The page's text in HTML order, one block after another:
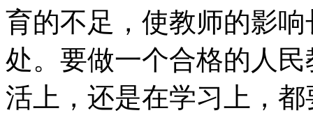
育的不足，使教师的影
处。要做一个合格的人
活上，还是在学习上，